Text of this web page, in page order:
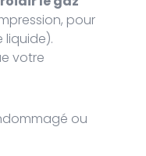
pour
liquide).
votre
ou